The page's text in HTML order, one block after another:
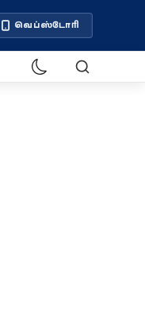
வெப்ஸ்டோரி